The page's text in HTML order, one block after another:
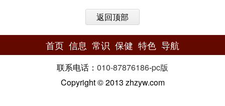
返回顶部
首页 信息 常识 保健 特色 导航
联系电话： 010-87876186-pc版
Copyright © 2013 zhzyw.com